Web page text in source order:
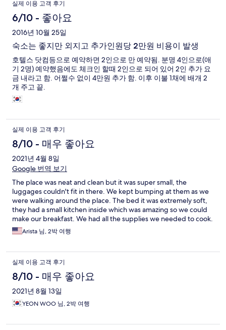
실제 이용 고객 후기
6/10 - 좋아요
2016년 10월 25일
숙소는 좋지만 외지고 추가인원당 2만원 비용이 발생
호텔스 닷컴등으로 예약하면 2인으로 만 예약됨. 분명 4인으로(애
기 2명) 예약했음에도 체크인 할때 2인으로 되어 있어 2인 추가 요
금 내라고 함. 어쩔수 없이 4만원 추가 함. 이후 이불 1채에 배개 2
개 주고 끝.
실제 이용 고객 후기
8/10 - 매우 좋아요
2021년 4월 8일
Google 번역 보기
The place was neat and clean but it was super small, the
luggages couldn't fit in there. We kept bumping at them as we
were walking around the place. The bed it was extremely soft,
they had a small kitchen inside which was amazing so we could
make our breakfast. We had all the supplies we needed to cook.
Customer service was good, they would help real quick if you
had any questions or needs.The view was beautiful but we didnt
whole weekend we stayed. The resort is 45 min away from the
city, so not so close. My only criticism for this place is that I
understand they dont do refunds but you should have the right
to reschedule if you cant make it at the day you booked. This
places is pretty expensive and they should give you that
opportunity. I had to go last weekend because I couldn't
reschedule and I didn't have a good time because it was raining
Arista 님, 2박 여행
실제 이용 고객 후기
8/10 - 매우 좋아요
2021년 8월 13일
YEON WOO 님, 2박 여행